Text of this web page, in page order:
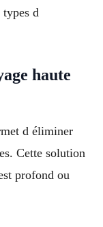
d
haute
d éliminer
Cette solution
profond ou